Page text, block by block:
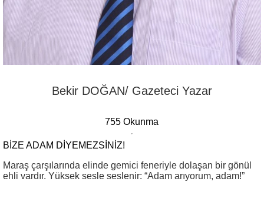
Bekir DOĞAN/ Gazeteci Yazar
755 Okunma
BIZE ADAM DIYEMEZSINIZ!
Maraş çarşılarında elinde gemici feneriyle dolaşan bir gönül
ehli vardır. Yüksek sesle seslenir: “Adam arıyorum, adam!”